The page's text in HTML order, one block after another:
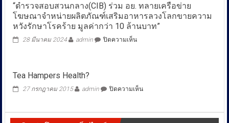
(CIB)
โดย
กอง
ปราบ
ผิด
“ตำรวจสอบสวนกลาง(CIB) ร่วม อย. ทลายเครือข่าย
โฆษณาจำหน่ายผลิตภัณฑ์เสริมอาหารลวงโลกขายความ
หวังรักษาโรคร้าย มูลค่ากว่า 10 ล้านบาท”
28 มีนาคม 2024 admin ปิดความเห็นบน
อย.
ข่าย
Tea Hampers Health?
27 กรกฎาคม 2015 admin ปิดความเห็นบน